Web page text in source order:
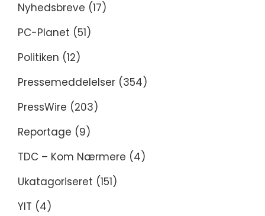
Nyhedsbreve (17)
PC-Planet (51)
Politiken (12)
Pressemeddelelser (354)
PressWire (203)
Reportage (9)
TDC – Kom Nærmere (4)
Ukatagoriseret (151)
YIT (4)